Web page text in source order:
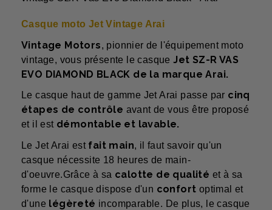
Casque moto Jet Vintage Arai
Vintage Motors, pionnier de l'équipement moto
vintage, vous présente le casqueJet SZ-R VAS
EVO DIAMOND BLACK de la marque Arai.
Le casque haut de gamme Jet Arai passe par cinq
étapes de contrôle avant de vous être proposé
et il est démontable et lavable.
Le Jet Arai est fait main, il faut savoir qu'un
casque nécessite 18 heures de main-
d'oeuvre.Grâce à sa calotte de qualité et à sa
forme le casque dispose d'un confort optimal et
d'une légèreté incomparable. De plus, le casque